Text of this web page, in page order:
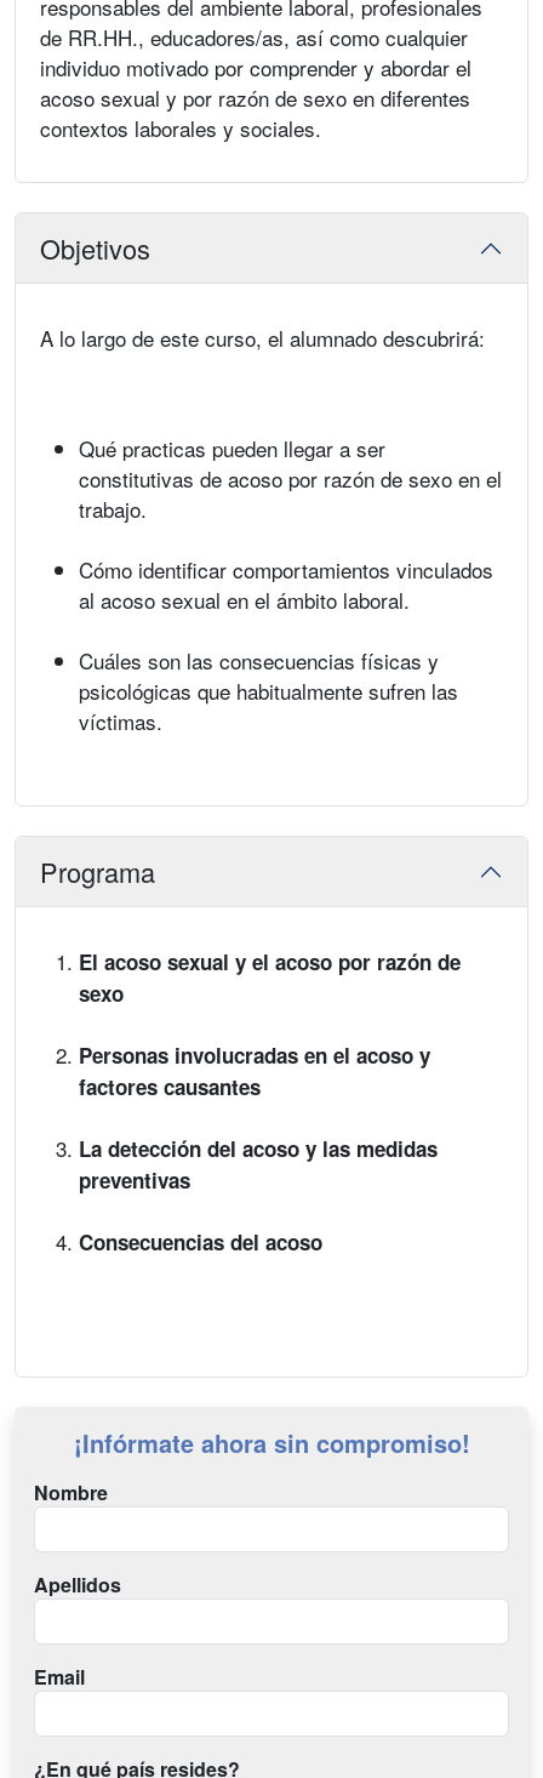
responsables del ambiente laboral, profesionales
de RR.HH., educadores/as, así como cualquier
individuo motivado por comprender y abordar el
acoso sexual y por razón de sexo en diferentes
contextos laborales y sociales.
Objetivos
A lo largo de este curso, el alumnado descubrirá:
Qué practicas pueden llegar a ser
constitutivas de acoso por razón de sexo en el
trabajo.
Cómo identificar comportamientos vinculados
al acoso sexual en el ámbito laboral.
Cuáles son las consecuencias físicas y
psicológicas que habitualmente sufren las
víctimas.
Programa
El acoso sexual y el acoso por razón de
sexo
Personas involucradas en el acoso y
factores causantes
La detección del acoso y las medidas
preventivas
Consecuencias del acoso
¡Infórmate ahora sin compromiso!
Nombre
Apellidos
Email
¿En qué país resides?